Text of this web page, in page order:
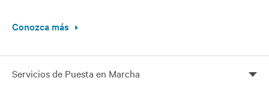
Conozca más
Servicios de Puesta en Marcha